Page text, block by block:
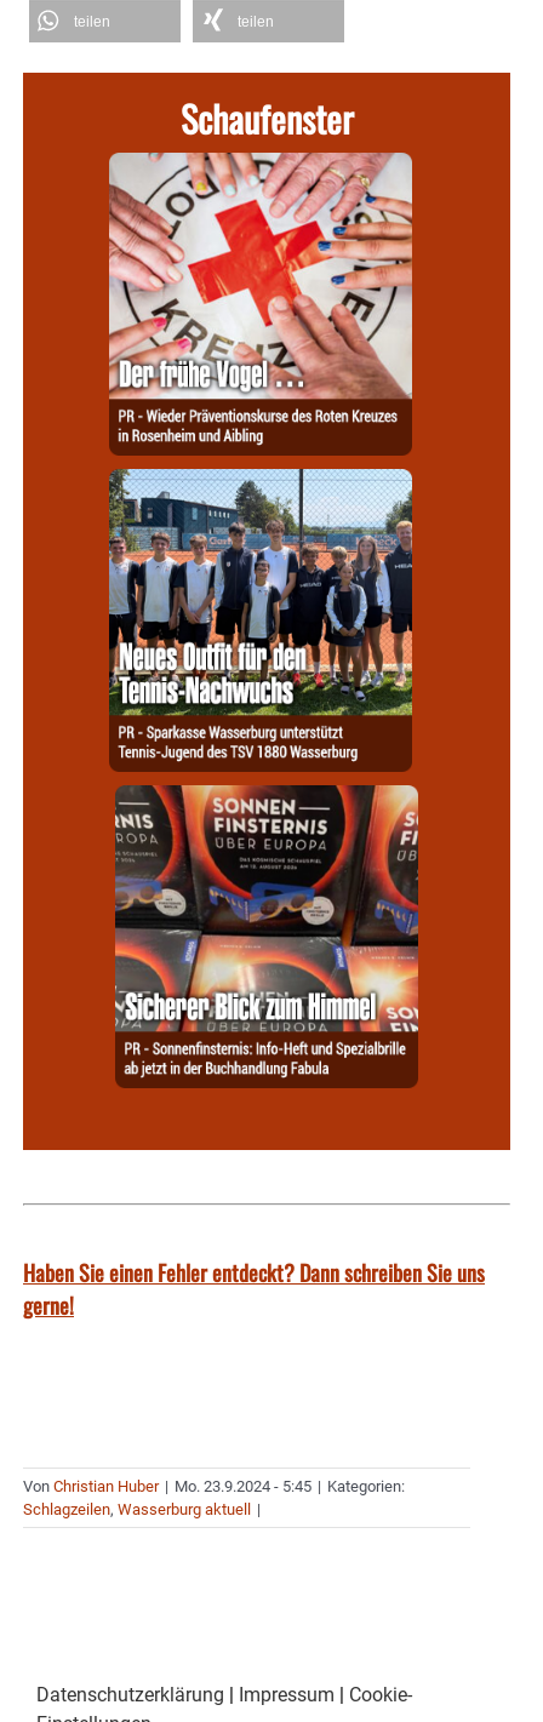
teilen teilen
Schaufenster
Haben Sie einen Fehler entdeckt? Dann schreiben Sie uns
gerne!
Von Christian Huber | Mo. 23.9.2024 - 5:45 | Kategorien:
Schlagzeilen, Wasserburg aktuell |
Datenschutzerklärung | Impressum | Cookie-